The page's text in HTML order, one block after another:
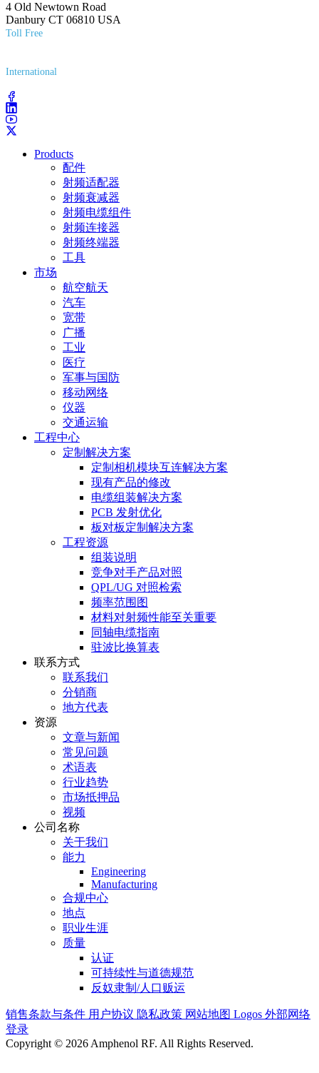
4 Old Newtown Road
Danbury CT 06810 USA
Toll Free
International
Products
配件
射频适配器
射频衰减器
射频电缆组件
射频连接器
射频终端器
工具
市场
航空航天
汽车
宽带
广播
工业
医疗
军事与国防
移动网络
仪器
交通运输
工程中心
定制解决方案
定制相机模块互连解决方案
现有产品的修改
电缆组装解决方案
PCB 发射优化
板对板定制解决方案
工程资源
组装说明
竞争对手产品对照
QPL/UG 对照检索
频率范围图
材料对射频性能至关重要
同轴电缆指南
驻波比换算表
联系方式
联系我们
分销商
地方代表
资源
文章与新闻
常见问题
术语表
行业趋势
市场抵押品
视频
公司名称
关于我们
能力
Engineering
Manufacturing
合规中心
地点
职业生涯
质量
认证
可持续性与道德规范
反奴隶制/人口贩运
销售条款与条件 用户协议 隐私政策 网站地图 Logos 外部网络
登录
Copyright © 2026 Amphenol RF. All Rights Reserved.